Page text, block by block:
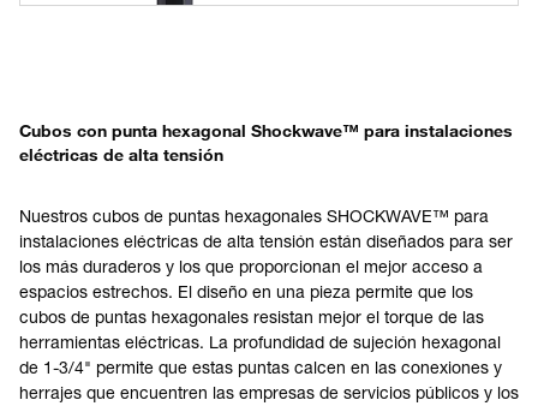
Cubos con punta hexagonal Shockwave™ para instalaciones
eléctricas de alta tensión
Nuestros cubos de puntas hexagonales SHOCKWAVE™ para
instalaciones eléctricas de alta tensión están diseñados para ser
los más duraderos y los que proporcionan el mejor acceso a
espacios estrechos. El diseño en una pieza permite que los
cubos de puntas hexagonales resistan mejor el torque de las
herramientas eléctricas. La profundidad de sujeción hexagonal
de 1-3/4" permite que estas puntas calcen en las conexiones y
herrajes que encuentren las empresas de servicios públicos y los